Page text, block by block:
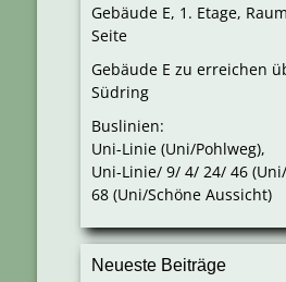
Gebäude E, 1. Etage,
Seite
Gebäude E zu erreichen
Südring
Buslinien:
Uni-Linie (Uni/Pohlweg),
Uni-Linie/ 9/ 4/ 24/ 46
68 (Uni/Schöne Aussicht)
Neueste Beiträge